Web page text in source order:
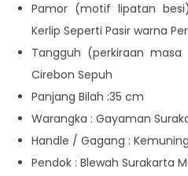
Pamor (motif lipatan
Kerlip Seperti Pasir warna
Tangguh (perkiraan
Cirebon Sepuh
Panjang Bilah :35 cm
Warangka : Gayaman
Handle / Gagang :
Pendok : Blewah Surakarta